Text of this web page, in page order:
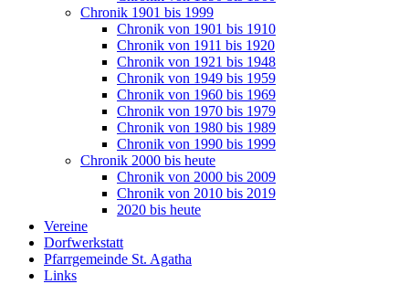
Chronik 1901 bis 1999
Chronik von 1901 bis 1910
Chronik von 1911 bis 1920
Chronik von 1921 bis 1948
Chronik von 1949 bis 1959
Chronik von 1960 bis 1969
Chronik von 1970 bis 1979
Chronik von 1980 bis 1989
Chronik von 1990 bis 1999
Chronik 2000 bis heute
Chronik von 2000 bis 2009
Chronik von 2010 bis 2019
2020 bis heute
Vereine
Dorfwerkstatt
Pfarrgemeinde St. Agatha
Links